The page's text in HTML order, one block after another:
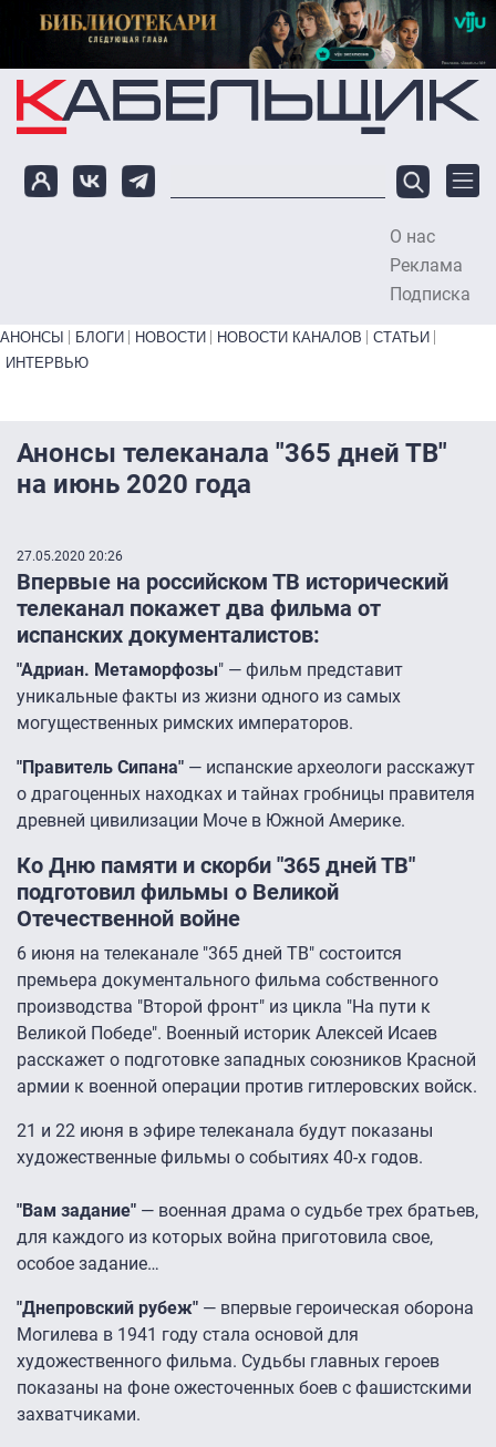
Перейти к основному содержанию
О нас
Реклама
Подписка
Primary links bottom
АНОНСЫ БЛОГИ НОВОСТИ НОВОСТИ КАНАЛОВ
СТАТЬИ
ИНТЕРВЬЮ
Анонсы телеканала "365 дней ТВ"
на июнь 2020 года
27.05.2020 20:26
Впервые на российском ТВ исторический
телеканал покажет два фильма от
испанских документалистов:
"Адриан. Метаморфозы" — фильм представит
уникальные факты из жизни одного из самых
могущественных римских императоров.
"Правитель Сипана" — испанские археологи расскажут
о драгоценных находках и тайнах гробницы правителя
древней цивилизации Моче в Южной Америке.
Ко Дню памяти и скорби "365 дней ТВ"
подготовил фильмы о Великой
Отечественной войне
6 июня на телеканале "365 дней ТВ" состоится
премьера документального фильма собственного
производства "Второй фронт" из цикла "На пути к
Великой Победе". Военный историк Алексей Исаев
расскажет о подготовке западных союзников Красной
армии к военной операции против гитлеровских войск.
21 и 22 июня в эфире телеканала будут показаны
художественные фильмы о событиях 40-х годов.
"Вам задание" — военная драма о судьбе трех братьев,
для каждого из которых война приготовила свое,
особое задание…
"Днепровский рубеж" — впервые героическая оборона
Могилева в 1941 году стала основой для
художественного фильма. Судьбы главных героев
показаны на фоне ожесточенных боев с фашистскими
захватчиками.